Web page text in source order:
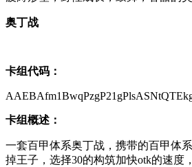
奥丁战
卡组代码：
卡组概述：
一套百甲体系奥丁战，携带的百甲体
掉王子，选择30的构筑加快otk的速度